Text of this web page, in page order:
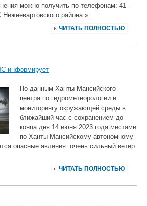
можно получить по телефонам: 41-
района.».
ЧИТАТЬ ПОЛНОСТЬЮ
информирует
По данным Ханты-Мансийского
центра по гидрометеорологии и
мониторингу окружающей среды в
ближайший час с сохранением до
конца дня 14 июня 2023 года местами
по Ханты-Мансийскому автономному
опасные явления: очень сильный ветер
ЧИТАТЬ ПОЛНОСТЬЮ